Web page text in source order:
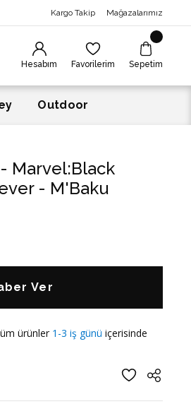
Kargo Takip Mağazalarımız
Hesabım Favorilerim Sepetim
Outdoor
- Marvel:Black
- M'Baku
Ver
ürünler 1-3 iş günü içerisinde